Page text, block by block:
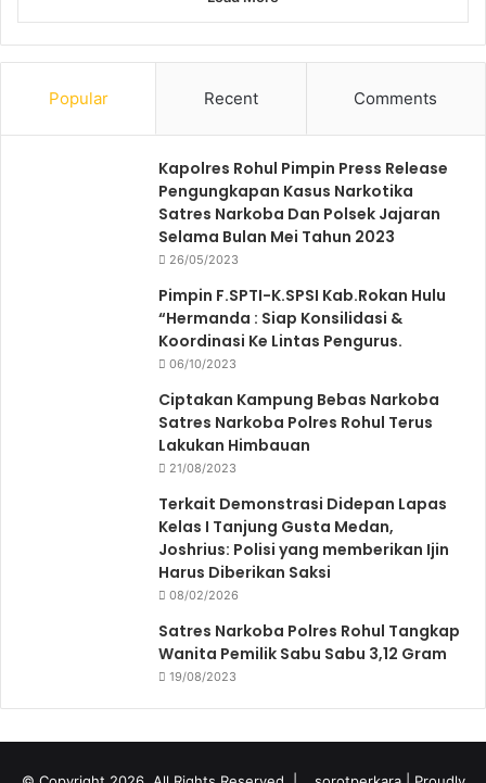
Popular Recent Comments
Kapolres Rohul Pimpin Press Release
Pengungkapan Kasus Narkotika
Satres Narkoba Dan Polsek Jajaran
Selama Bulan Mei Tahun 2023
26/05/2023
Pimpin F.SPTI-K.SPSI Kab.Rokan Hulu
“Hermanda : Siap Konsilidasi &
Koordinasi Ke Lintas Pengurus.
06/10/2023
Ciptakan Kampung Bebas Narkoba
Satres Narkoba Polres Rohul Terus
Lakukan Himbauan
21/08/2023
Terkait Demonstrasi Didepan Lapas
Kelas I Tanjung Gusta Medan,
Joshrius: Polisi yang memberikan Ijin
Harus Diberikan Saksi
08/02/2026
Satres Narkoba Polres Rohul Tangkap
Wanita Pemilik Sabu Sabu 3,12 Gram
19/08/2023